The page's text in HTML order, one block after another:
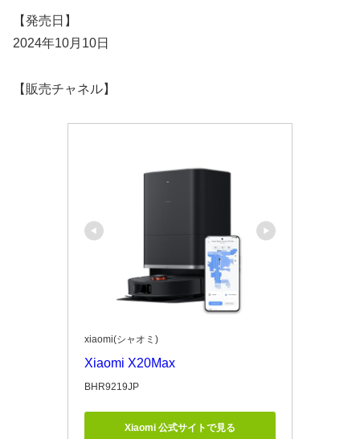
【発売日】
2024年10月10日
【販売チャネル】
xiaomi(シャオミ)
Xiaomi X20Max
BHR9219JP
Xiaomi 公式サイトで見る